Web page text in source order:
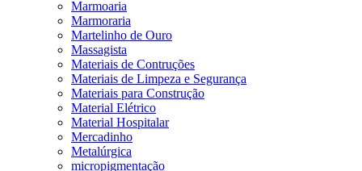
Marmoaria
Marmoraria
Martelinho de Ouro
Massagista
Materiais de Contruções
Materiais de Limpeza e Segurança
Materiais para Construção
Material Elétrico
Material Hospitalar
Mercadinho
Metalúrgica
micropigmentação